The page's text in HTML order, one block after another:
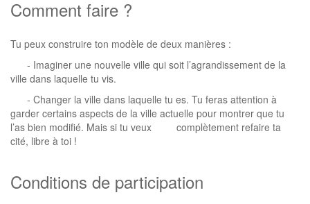
Comment faire ?
Tu peux construire ton modèle de deux manières :
- Imaginer une nouvelle ville qui soit l’agrandissement de la
ville dans laquelle tu vis.
- Changer la ville dans laquelle tu es. Tu feras attention à
garder certains aspects de la ville actuelle pour montrer que tu
l’as bien modifié. Mais si tu veux complètement refaire ta
cité, libre à toi !
Conditions de participation